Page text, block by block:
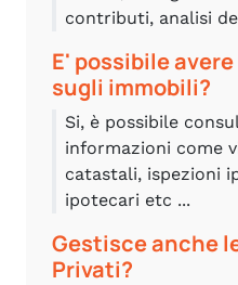
contributi, analisi
E' possibile
sugli immobili?
Si, è possibile
informazioni come
catastali, ispezioni
ipotecari etc ...
Gestisce anche
Privati?